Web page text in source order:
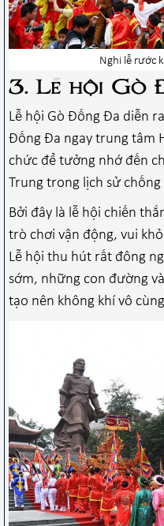
Nghi lễ rước
3. Lễ hội Gò
Lễ hội Gò Đống Đa diễn
Đống Đa ngay trung tâm
chức để tưởng nhớ đến
Trung trong lịch sử chống
Bởi đây là lễ hội chiến
trò chơi vận động, vui
Lễ hội thu hút rất đông
sớm, những con đường
tạo nên không khí vô